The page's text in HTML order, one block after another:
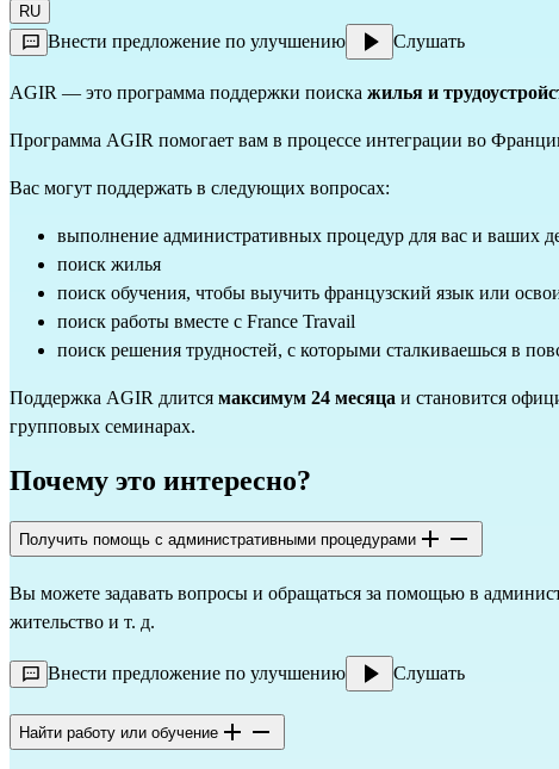
RU
Внести предложение по улучшению Слушать
AGIR — это программа поддержки поиска жилья и
Программа AGIR помогает вам в процессе интеграции во
Вас могут поддержать в следующих вопросах:
выполнение административных процедур для вас и ваших
поиск жилья
поиск обучения, чтобы выучить французский язык или
поиск работы вместе с France Travail
поиск решения трудностей, с которыми сталкиваешься в
Поддержка AGIR длится максимум 24 месяца и становится
групповых семинарах.
Почему это интересно?
Получить помощь с административными процедурами
Вы можете задавать вопросы и обращаться за помощью в
жительство и т. д.
Внести предложение по улучшению Слушать
Найти работу или обучение